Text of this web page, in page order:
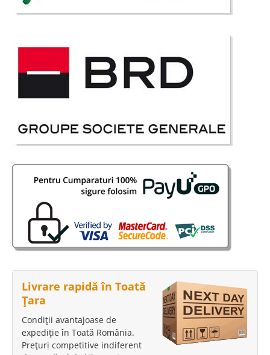
Livrare rapidă în Toată
Țara
Condiții avantajoase de
expediție în Toată România.
Prețuri competitive indiferent